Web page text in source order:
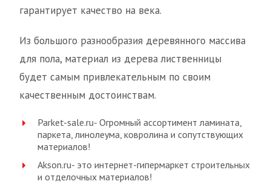
гарантирует качество на века.
Из большого разнообразия деревянного массива
для пола, материал из дерева лиственницы
будет самым привлекательным по своим
качественным достоинствам.
Parket-sale.ru- Огромный ассортимент ламината,
паркета, линолеума, ковролина и сопутствующих
материалов!
Akson.ru- это интернет-гипермаркет строительных
и отделочных материалов!